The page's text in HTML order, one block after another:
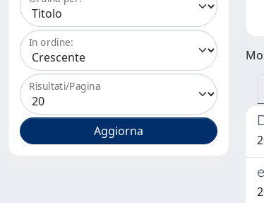
In ordine:
Risultati/Pagina